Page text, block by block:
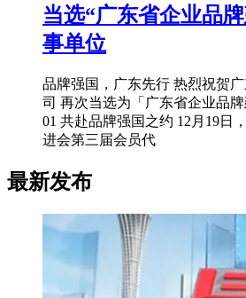
当选“广东省企业品
事单位
品牌强国，广东先行 热烈祝贺
司 再次当选为「广东省企业品牌
01 共赴品牌强国之约 12月19日
进会第三届会员代
最新发布